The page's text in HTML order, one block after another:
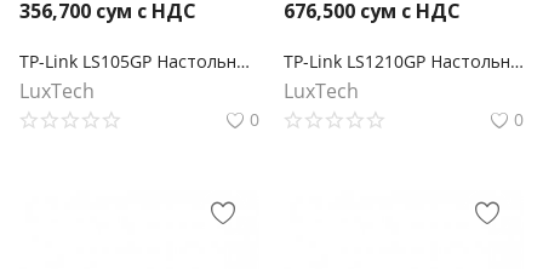
356,700 сум с НДС
TP-Link LS105GP Настольный коммутатор с 5 гигабитными портами (4 порта PoE+)
LuxTech
0
676,500 сум с НДС
TP-Link LS1210GP Настольный коммутатор с 9 гигабитными портами (8 портов PoE+) и портом SFP
LuxTech
0